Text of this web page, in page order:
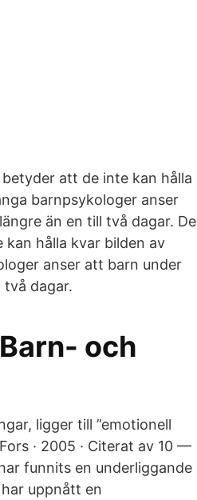
att de inte kan hålla
barnpsykologer anser
än en till två dagar. De
hålla kvar bilden av
anser att barn under
dagar.
och
ligger till ”emotionell
· 2005 · Citerat av 10 —
funnits en underliggande
uppnått en